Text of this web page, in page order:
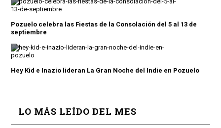
Pozuelo celebra las Fiestas de la Consolación del 5 al 13 de
septiembre
Hey Kid e Inazio lideran La Gran Noche del Indie en Pozuelo
LO MÁS LEÍDO DEL MES